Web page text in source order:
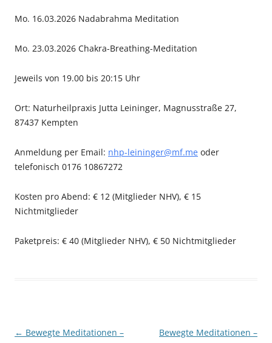
Mo. 16.03.2026 Nadabrahma Meditation
Mo. 23.03.2026 Chakra-Breathing-Meditation
Jeweils von 19.00 bis 20:15 Uhr
Ort: Naturheilpraxis Jutta Leininger, Magnusstraße 27,
87437 Kempten
Anmeldung per Email: nhp-leininger@mf.me oder
telefonisch 0176 10867272
Kosten pro Abend: € 12 (Mitglieder NHV), € 15
Nichtmitglieder
Paketpreis: € 40 (Mitglieder NHV), € 50 Nichtmitglieder
Beitragsnavigation
← Bewegte Meditationen –
Bewegte Meditationen –